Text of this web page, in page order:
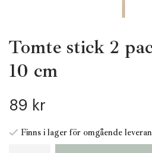
Tomte stick 2
10 cm
89 kr
Finns i lager för omgående